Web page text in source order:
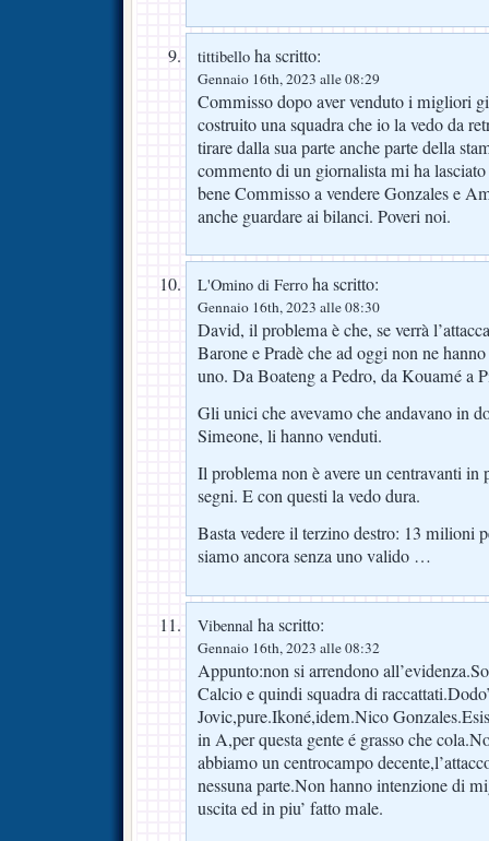
tittibello ha scritto:
Gennaio 16th, 2023 alle 08:29
Commisso dopo aver venduto i migliori
costruito una squadra che io la vedo da
tirare dalla sua parte anche parte della
commento di un giornalista mi ha
bene Commisso a vendere Gonzales e
anche guardare ai bilanci. Poveri noi.
L'Omino di Ferro ha scritto:
Gennaio 16th, 2023 alle 08:30
David, il problema è che, se verrà
Barone e Pradè che ad oggi non ne
uno. Da Boateng a Pedro, da Kouamé a
Gli unici che avevamo che andavano in
Simeone, li hanno venduti.
Il problema non è avere un centravanti in
segni. E con questi la vedo dura.
Basta vedere il terzino destro: 13 milioni
siamo ancora senza uno valido …
Vibennal ha scritto:
Gennaio 16th, 2023 alle 08:32
Appunto:non si arrendono
Calcio e quindi squadra di
Jovic,pure.Ikoné,idem.Nico
in A,per questa gente é grasso che
abbiamo un centrocampo
nessuna parte.Non hanno intenzione di
uscita ed in piu’ fatto male.